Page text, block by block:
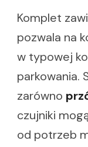
Komplet
pozwala na
w typowej
parkowania.
zarówno
czujniki
od potrzeb